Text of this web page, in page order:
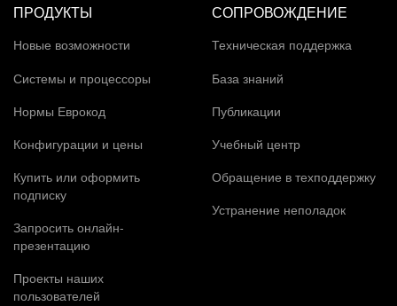
ПРОДУКТЫ
Новые возможности
Системы и процессоры
Нормы Еврокод
Конфигурации и цены
Купить или оформить
подписку
Запросить онлайн-
презентацию
Проекты наших
пользователей
СОПРОВОЖДЕНИЕ
Техническая поддержка
База знаний
Публикации
Учебный центр
Обращение в техподдержку
Устранение неполадок